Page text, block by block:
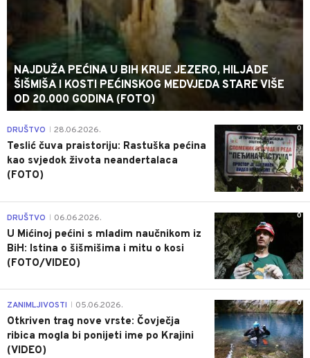
NAJDUŽA PEĆINA U BIH KRIJE JEZERO, HILJADE
ŠIŠMIŠA I KOSTI PEĆINSKOG MEDVJEDA STARE VIŠE
OD 20.000 GODINA (FOTO)
0
DRUŠTVO 28.06.2026.
Teslić čuva praistoriju: Rastuška pećina
kao svjedok života neandertalaca
(FOTO)
0
DRUŠTVO 06.06.2026.
U Mićinoj pećini s mladim naučnikom iz
BiH: Istina o šišmišima i mitu o kosi
(FOTO/VIDEO)
0
ZANIMLJIVOSTI 05.06.2026.
Otkriven trag nove vrste: Čovječja
ribica mogla bi ponijeti ime po Krajini
(VIDEO)